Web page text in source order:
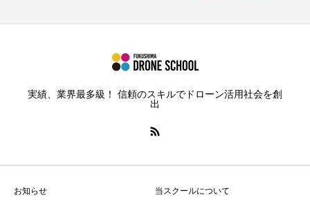
実績、業界最多級！ 信頼のスキルでドローン活用社会を創
出
お知らせ 当スクールについて